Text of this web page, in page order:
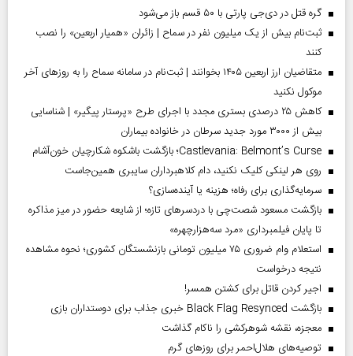
گره قتل در دی‌جی پارتی با ۵۰ قسم باز می‌شود
ثبت‌نام بیش از یک میلیون نفر در سماح | زائران «همیار اربعین» را نصب
کنند
متقاضیان ارز اربعین ۱۴۰۵ بخوانند | ثبت‌نام در سامانه سماح را به روز‌های آخر
موکول نکنید
کاهش ۲۵ درصدی بستری مجدد با اجرای طرح «پرستار پیگیر» | شناسایی
بیش از ۳۰۰۰ مورد جدید سرطان در خانواده بیماران
Castlevania: Belmont’s Curse؛ بازگشت باشکوه شکارچیان خون‌آشام
روی هر لینکی کلیک نکنید، دام کلاهبرداران سایبری همین‌جاست
سرمایه‌گذاری برای رفاه؛ هزینه یا آینده‌سازی؟
بازگشت مسعود شصت‌چی با دردسر‌های تازه؛ از شایعه حضور در میز مذاکره
تا پایان فیلمبرداری «مرد سه‌هزارچهره»
استعلام وام ضروری ۷۵ میلیون تومانی بازنشستگان کشوری؛ نحوه مشاهده
نتیجه درخواست
اجیر کردن قاتل برای کشتن همسر!
بازگشت Black Flag Resynced خبری جذاب برای دوستداران بازی
معجزه، نقشه شوهرکشی را ناکام گذاشت
توصیه‌های هلال‌احمر برای روز‌های گرم